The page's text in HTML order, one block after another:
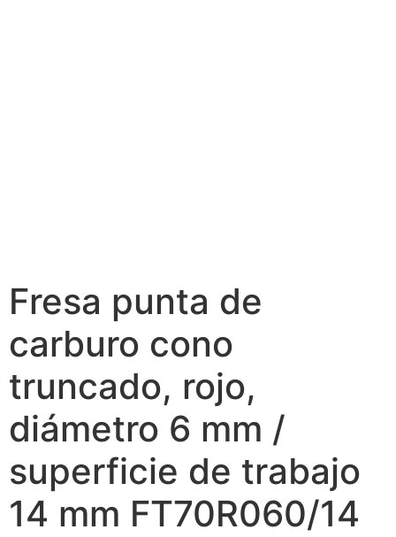
Fresa punta de
carburo cono
truncado, rojo,
diámetro 6 mm /
superficie de trabajo
14 mm FT70R060/14